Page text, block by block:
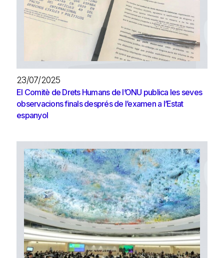
23/07/2025
El Comitè de Drets Humans de l’ONU publica les seves
observacions finals després de l’examen a l’Estat
espanyol